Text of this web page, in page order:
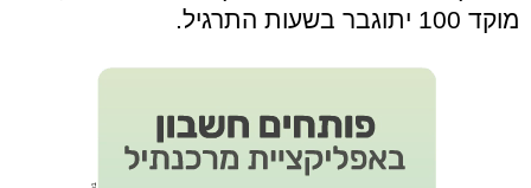
מוקד 100 יתוגבר בשעות התרגיל.